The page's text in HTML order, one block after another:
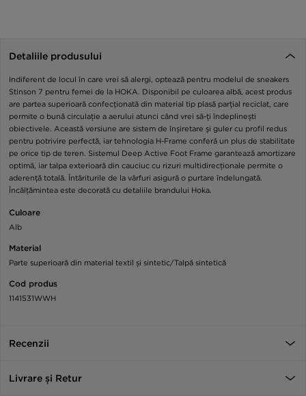
Detaliile produsului
Indiferent de locul în care vrei să alergi, optează pentru modelul de sneakers
Stinson 7 pentru femei de la HOKA. Disponibil pe culoarea albă, acest produs
are partea superioară confecționată din material tip plasă parțial reciclat, care
permite o bună circulație a aerului atunci când vrei să-ți îndeplinești
obiectivele. Această versiune are sistem de înșiretare și guler cu profil redus
pentru potrivire perfectă, iar tehnologia H-Frame conferă un plus de stabilitate
pe orice tip de teren. Sistemul Deep Active Foot Frame garantează amortizare
optimă, iar talpa exterioară din cauciuc cu rizuri multidirecționale permite o
aderență totală. Întăriturile de la vârfuri asigură o purtare îndelungată.
Încălțămintea este decorată cu detaliile brandului Hoka.
Culoare
Alb
Material
Parte superioară din material textil și sintetic/Talpă sintetică
Cod produs
1141531WWH
Recenzii
Livrare și Retur